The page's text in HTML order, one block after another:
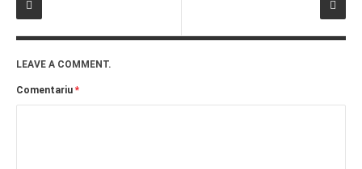
LEAVE A COMMENT.
Comentariu *